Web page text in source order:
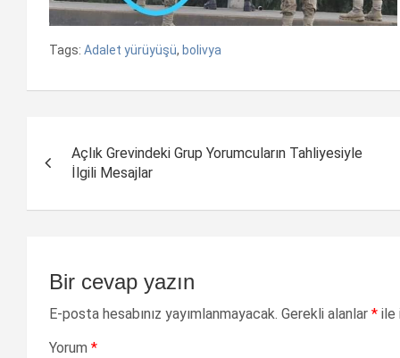
Tags: Adalet yürüyüşü, bolivya
dolaşımı
Açlık Grevindeki Grup Yorumcuların Tahliyesiyle
İlgili Mesajlar
Bir cevap yazın
E-posta hesabınız yayımlanmayacak. Gerekli alanlar * ile
Yorum *